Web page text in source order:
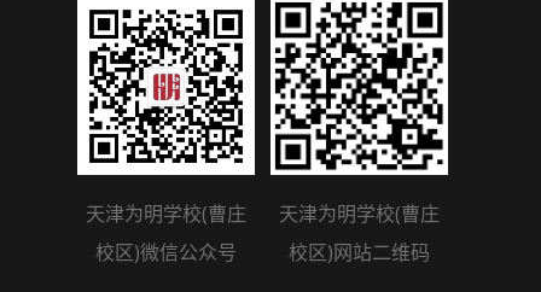
天津为明学校(曹庄
校区)微信公众号
天津为明学校(曹庄
校区)网站二维码